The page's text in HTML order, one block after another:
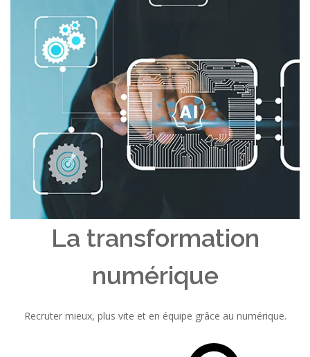
La transformation
numérique
Recruter mieux, plus vite et en équipe grâce au numérique.